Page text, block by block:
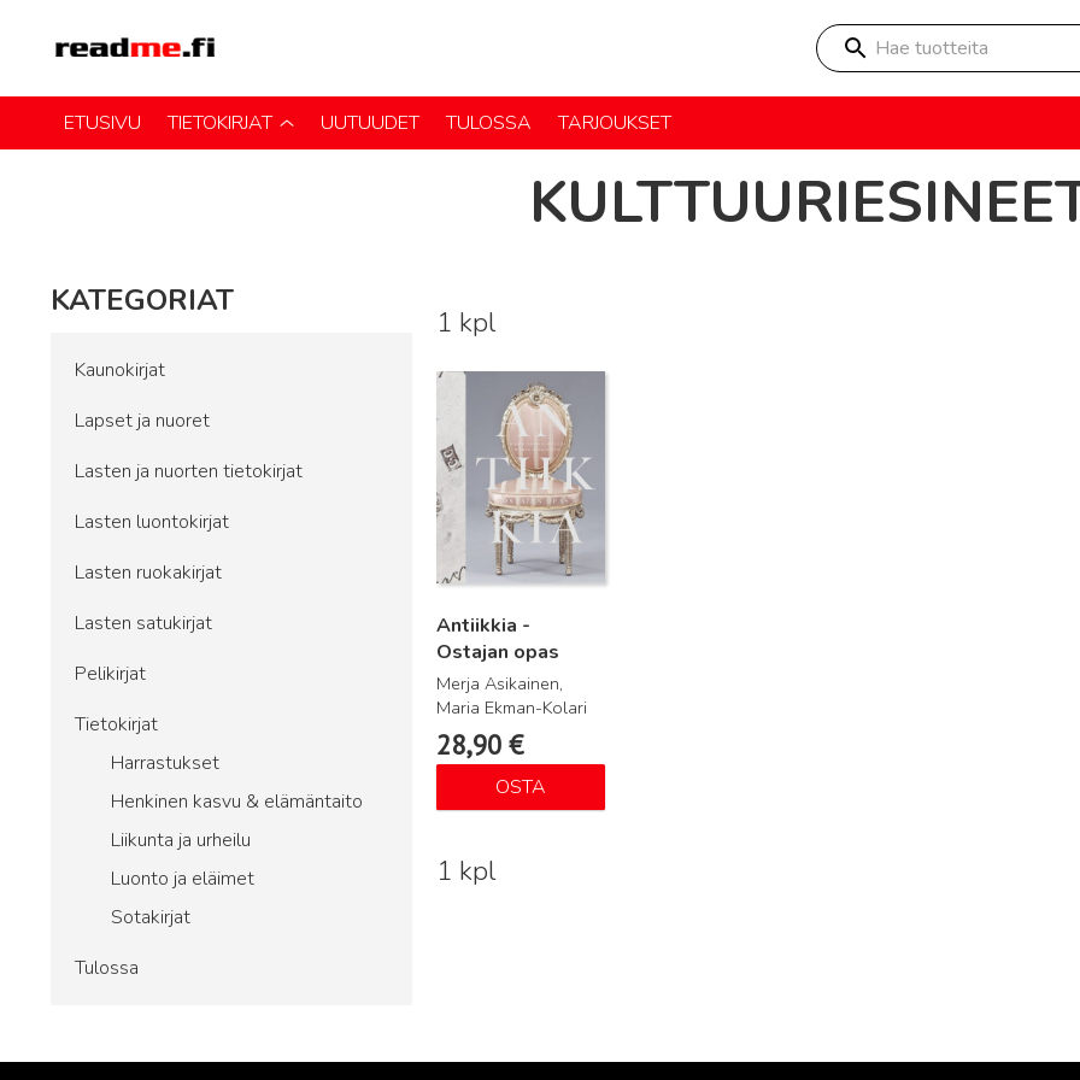
Hae tuotteita
ETUSIVU TIETOKIRJAT UUTUUDET TULOSSA TARJOUKSET
KATEGORIAT
Kaunokirjat
Lapset ja nuoret
Lasten ja nuorten tietokirjat
Lasten luontokirjat
Lasten ruokakirjat
Lasten satukirjat
Pelikirjat
Tietokirjat
Harrastukset
Henkinen kasvu & elämäntaito
Liikunta ja urheilu
Luonto ja eläimet
Sotakirjat
Tulossa
1 kpl
Antiikkia -
Ostajan opas
Merja Asikainen,
Maria Ekman-Kolari
28,90 €
OSTA
Lue lisää
1 kpl